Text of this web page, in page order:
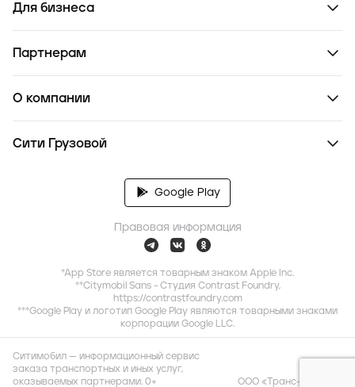
Для бизнеса
Партнерам
О компании
Сити Грузовой
Google Play
Правовая информация
*App Store является товарным знаком Apple Inc.
**Citymobil Sans - Студия Contrast Foundry,
https://contrastfoundry.com
***Google Play и логотип Google Play являются товарными знаками
корпорации Google LLC.
Ситимобил — информационный сервис
заказа транспортных и иных услуг,
оказываемых партнерами. 0+
ООО «Транс-Миссия»